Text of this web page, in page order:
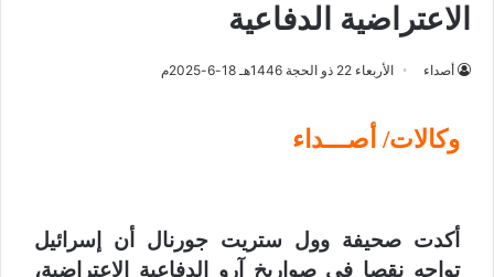
الاعتراضية الدفاعية
أصداء الأربعاء 22 ذو الحجة 1446هـ 18-6-2025م
وكالات/ أصـــداء
أكدت صحيفة وول ستريت جورنال أن إسرائيل
تواجه نقصا في صواريخ آرو الدفاعية الاعتراضية،